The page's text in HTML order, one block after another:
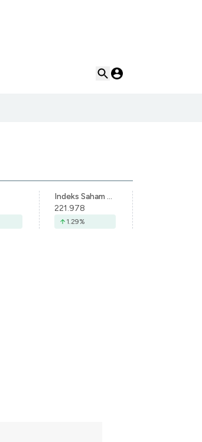
Indeks Saham Syariah Indonesia
221.978
1.29%